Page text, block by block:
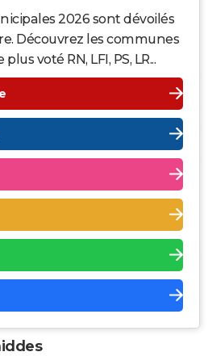
2026 sont dévoilés
Découvrez les communes
voté RN, LFI, PS, LR...